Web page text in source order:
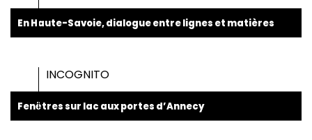
En Haute-Savoie, dialogue entre lignes et matières
INCOGNITO
Fenêtres sur lac aux portes d’Annecy